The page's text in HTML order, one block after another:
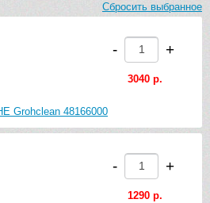
Сбросить выбранное
Grohclean 48166000
- +
3040 р.
- +
1290 р.